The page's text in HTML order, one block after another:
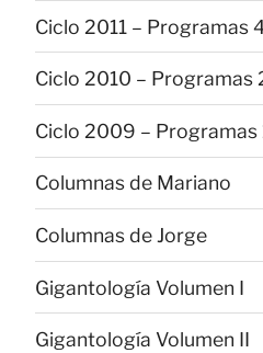
Ciclo 2011 – Programas
Ciclo 2010 – Programas
Ciclo 2009 – Programas
Columnas de Mariano
Columnas de Jorge
Gigantología Volumen I
Gigantología Volumen II